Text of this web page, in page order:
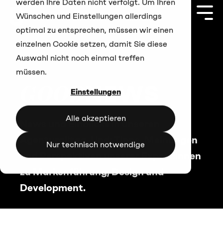
werden Ihre Daten nicht verfolgt. Um Ihren
Wünschen und Einstellungen allerdings
optimal zu entsprechen, müssen wir einen
einzelnen Cookie setzen, damit Sie diese
Auswahl nicht noch einmal treffen
müssen.
Einstellungen
Alle akzeptieren
Nur technisch notwendige
Zum
Hauptinhalt
GOODNEWS
News und Einblicke in unseren
Agenturalltag. Und: Tipps, Meinungen
und Perspektiven unserer Expert:innen
zu Markenführung, Design und
Development.